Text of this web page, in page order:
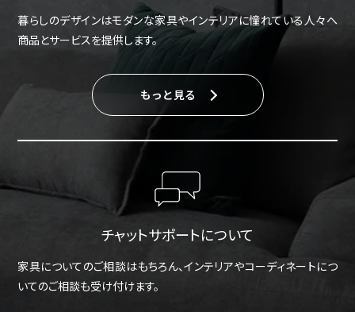
暮らしのデザインはモダンな家具やインテリアに憧れている人々へ
商品とサービスを提供します。
もっと見る
チャットサポートについて
家具についてのご相談はもちろん、インテリアやコーディネートにつ
いてのご相談も受け付けます。